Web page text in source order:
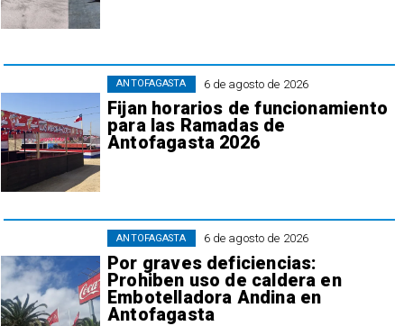
6 de agosto de 2026
Fijan horarios de funcionamiento
para las Ramadas de
Antofagasta 2026
ANTOFAGASTA
6 de agosto de 2026
Por graves deficiencias:
Prohiben uso de caldera en
Embotelladora Andina en
Antofagasta
ANTOFAGASTA